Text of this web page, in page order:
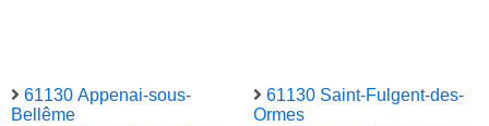
61130 Appenai-sous-
Bellême
61130 Saint-Fulgent-des-
Ormes